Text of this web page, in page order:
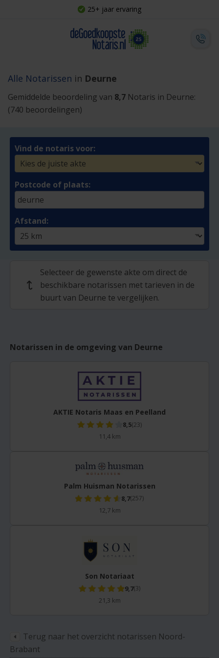
25+ jaar ervaring
Alle Notarissen in Deurne
Gemiddelde beoordeling van 8,7 Notaris in Deurne:
(740 beoordelingen)
Vind de notaris voor:
Postcode of plaats:
Afstand:
↩
Selecteer de gewenste akte om direct de
beschikbare notarissen met tarieven in de
buurt van Deurne te vergelijken.
Notarissen in de omgeving van Deurne
AKTIE Notaris Maas en Peelland
8,5(23)
11,4 km
Palm Huisman Notarissen
8,7(257)
12,7 km
Son Notariaat
9,7(3)
21,3 km
Terug naar het overzicht notarissen Noord-
Brabant